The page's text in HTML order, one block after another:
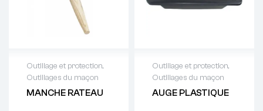
Outillage et protection,
Outillages du maçon
MANCHE RATEAU
devis : 01 64 88
Outillage et protection,
Outillages du maçon
AUGE PLASTIQUE
devis : 01 64 88